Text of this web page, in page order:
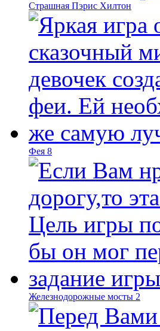
Страшная Пэрис Хилтон
Фея 8
Железнодорожные мосты 2